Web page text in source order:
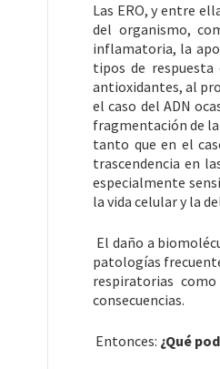
Las ERO, y entre
del organismo,
inflamatoria, la
tipos de respuesta
antioxidantes, al
el caso del ADN
fragmentación de
tanto que en el
trascendencia en
especialmente
la vida celular y la
El daño a
patologías
respiratorias
consecuencias.
Entonces: ¿Qué